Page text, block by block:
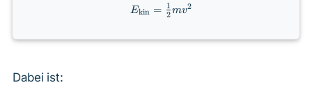
E_{\text{kin}}
= \frac{1}{2}
Ekin = 2
1 mv2
Dabei ist: